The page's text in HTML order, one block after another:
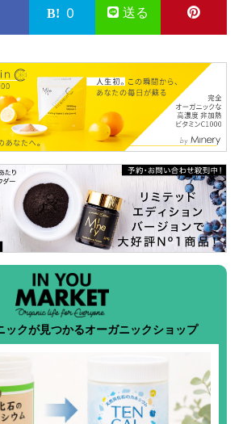
0 送る
ックが見つかるオーガニックショップ